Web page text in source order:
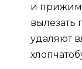
и
вылезать
удаляют